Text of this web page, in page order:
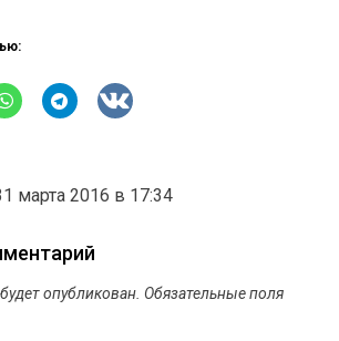
марта 2016 в 17:34
опубликован. Обязательные поля